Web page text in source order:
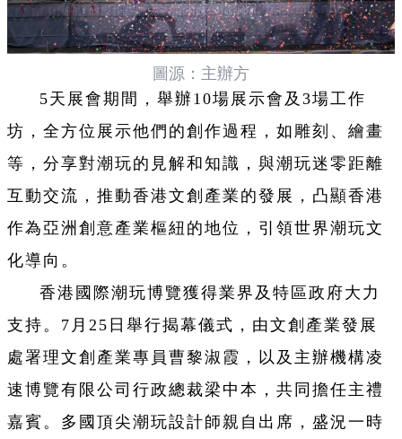
圖源：主辦方
5天展會期間，舉辦10場展示會及3場工作
坊，全方位展示他們的創作過程，如雕刻、繪畫
等，分享對潮玩的見解和知識，與潮玩迷零距離
互動交流，推動香港文創產業的發展，凸顯香港
作為亞洲創意產業樞紐的地位，引領世界潮玩文
化導向。
香港國際潮玩博覽獲得業界及特區政府大力
支持。7月25日舉行揭幕儀式，由文創產業發展
處署理文創產業專員曹黎淑霞，以及主辦機構凌
速博覽有限公司行政總裁梁中本，共同擔任主禮
嘉賓。多國頂尖潮玩設計師親自出席，盛況一時